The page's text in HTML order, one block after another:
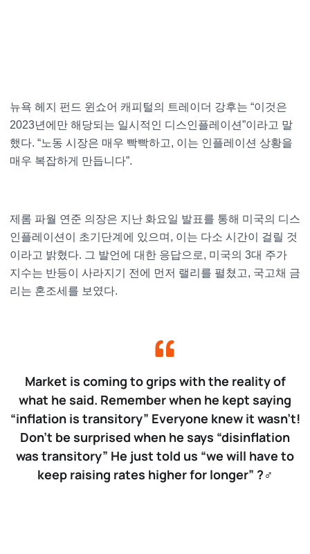
뉴욕 헤지 펀드 윈쇼어 캐피털의 트레이더 강후는 “이것은
2023년에만 해당되는 일시적인 디스인플레이션”이라고 말
했다. “노동 시장은 매우 빡빡하고, 이는 인플레이션 상황을
매우 복잡하게 만듭니다”.
제롬 파월 연준 의장은 지난 화요일 발표를 통해 미국의 디스
인플레이션이 초기단계에 있으며, 이는 다소 시간이 걸릴 것
이라고 밝혔다. 그 발언에 대한 응답으로, 미국의 3대 주가
지수는 반등이 사라지기 전에 먼저 랠리를 펼쳤고, 국고채 금
리는 혼조세를 보였다.
Market is coming to grips with the reality of
what he said. Remember when he kept saying
“inflation is transitory” Everyone knew it wasn’t!
Don’t be surprised when he says “disinflation
was transitory” He just told us “we will have to
keep raising rates higher for longer” ?‍♂️